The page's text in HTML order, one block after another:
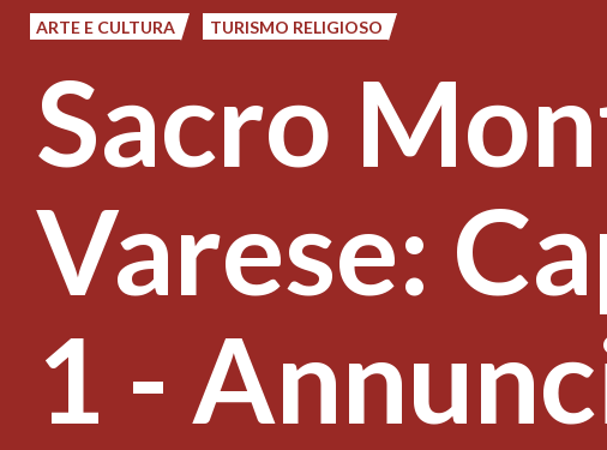
ARTE E CULTURA TURISMO RELIGIOSO
Sacro
Varese:
1 -